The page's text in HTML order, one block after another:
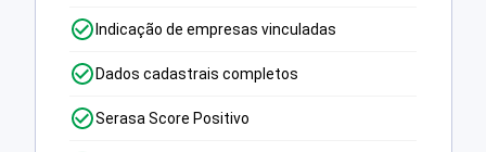
Indicação de empresas vinculadas
Dados cadastrais completos
Serasa Score Positivo